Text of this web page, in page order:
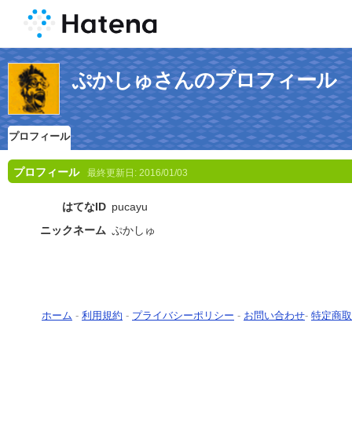
ぷかしゅさんのプロフィール
プロフィール
プロフィール 最終更新日: 2016/01/03
はてなID pucayu
ニックネーム ぷかしゅ
ホーム - 利用規約 - プライバシーポリシー - お問い合わせ- 特定商